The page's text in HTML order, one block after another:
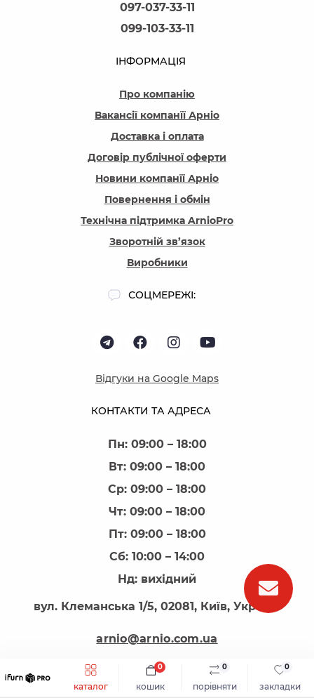
каталог порівняти
0
закладки
0
кошик
0
097-037-33-11
099-103-33-11
КОНТАКТИ ТА АДРЕСА
Пн: 09:00 – 18:00
Вт: 09:00 – 18:00
Ср: 09:00 – 18:00
Чт: 09:00 – 18:00
Пт: 09:00 – 18:00
Сб: 10:00 – 14:00
Нд: вихідний
вул. Клеманська 1/5, 02081, Київ, Україна
arnio@arnio.com.ua
ІНФОРМАЦІЯ
Про компанію
Вакансії компанїї Арніо
Доставка і оплата
Договір публічної оферти
Новини компанїї Арніо
Повернення і обмін
Технічна підтримка ArnioPro
Зворотній зв’язок
Виробники
СОЦМЕРЕЖІ:
Відгуки на Google Maps